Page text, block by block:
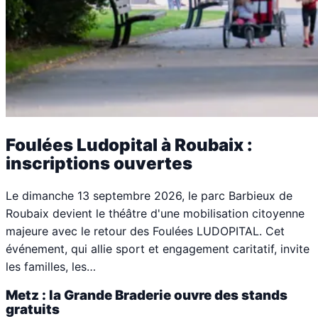
Foulées Ludopital à Roubaix :
inscriptions ouvertes
Le dimanche 13 septembre 2026, le parc Barbieux de
Roubaix devient le théâtre d'une mobilisation citoyenne
majeure avec le retour des Foulées LUDOPITAL. Cet
événement, qui allie sport et engagement caritatif, invite
les familles, les…
Metz : la Grande Braderie ouvre des stands
gratuits